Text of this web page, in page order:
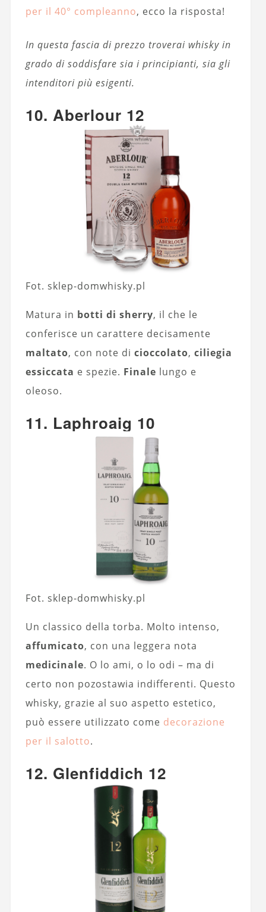
per il 40° compleanno, ecco la risposta!
In questa fascia di prezzo troverai whisky in
grado di soddisfare sia i principianti, sia gli
intenditori più esigenti.
10. Aberlour 12
Fot. sklep-domwhisky.pl
Matura in botti di sherry, il che le
conferisce un carattere decisamente
maltato, con note di cioccolato, ciliegia
essiccata e spezie. Finale lungo e
oleoso.
11. Laphroaig 10
Fot. sklep-domwhisky.pl
Un classico della torba. Molto intenso,
affumicato, con una leggera nota
medicinale. O lo ami, o lo odi – ma di
certo non pozostawia indifferenti. Questo
whisky, grazie al suo aspetto estetico,
può essere utilizzato come decorazione
per il salotto.
12. Glenfiddich 12